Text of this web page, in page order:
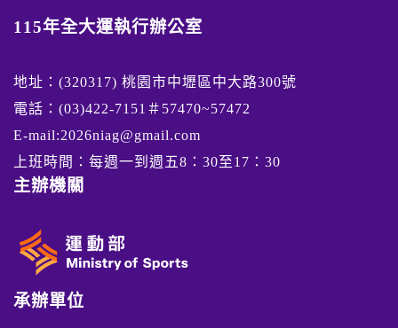
115年全大運執行辦公室
地址：(320317) 桃園市中壢區中大路300號
電話：(03)422-7151＃57470~57472
E-mail:2026niag@gmail.com
上班時間：每週一到週五8：30至17：30
主辦機關
承辦單位